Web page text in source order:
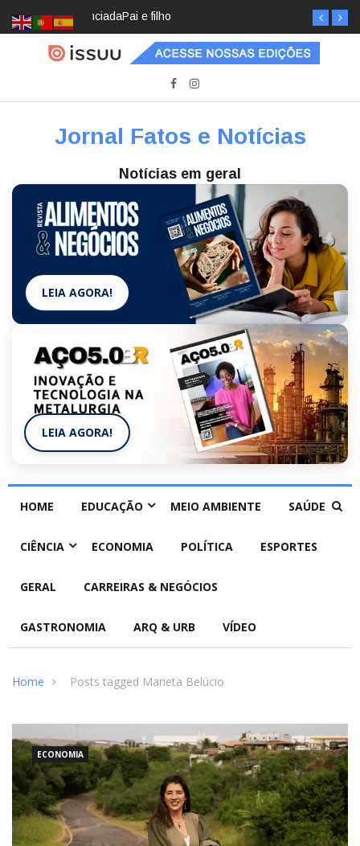
Pai e filho
Jornal Fatos e Notícias
Notícias em geral
LEIA AGORA!
LEIA AGORA!
HOME EDUCAÇÃO MEIO AMBIENTE SAÚDE
CIÊNCIA ECONOMIA POLÍTICA ESPORTES
GERAL CARREIRAS & NEGÓCIOS
GASTRONOMIA ARQ & URB VÍDEO
Home Posts tagged Marieta Belúcio
ECONOMIA